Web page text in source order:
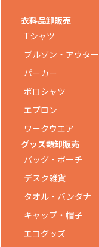
衣料品卸販売
Tシャツ
ブルゾン・アウター
パーカー
ポロシャツ
エプロン
ワークウエア
グッズ類卸販売
バッグ・ポーチ
デスク雑貨
タオル・バンダナ
キャップ・帽子
エコグッズ